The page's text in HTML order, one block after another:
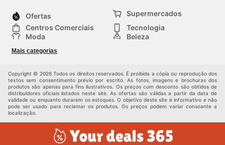
Ofertas
Supermercados
Centros Comerciais
Tecnologia
Moda
Beleza
Construção e jardinagem
Mais categorias
Copyright © 2026 Todos os direitos reservados. É proibida a cópia ou reprodução dos
textos sem consentimento prévio por escrito. As fotos, imagens e brochuras dos
produtos são apenas para fins ilustrativos. Os preços com desconto são obtidos de
distribuidores oficiais listados neste site. As ofertas são válidas a partir da data de
validade ou enquanto durarem os estoques. O objetivo deste site é informativo e não
pode ser usado para reclamar os produtos. Os preços podem variar consoante a
localização.